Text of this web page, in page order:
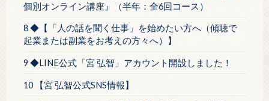
個別オンライン講座』（半年：全6回コース）
8 ◆【「人の話を聞く仕事」を始めたい方へ（傾聴で
起業または副業をお考えの方々へ）】
9 ◆LINE公式「宮 弘智」アカウント開設しました！
10 【宮 弘智公式SNS情報】